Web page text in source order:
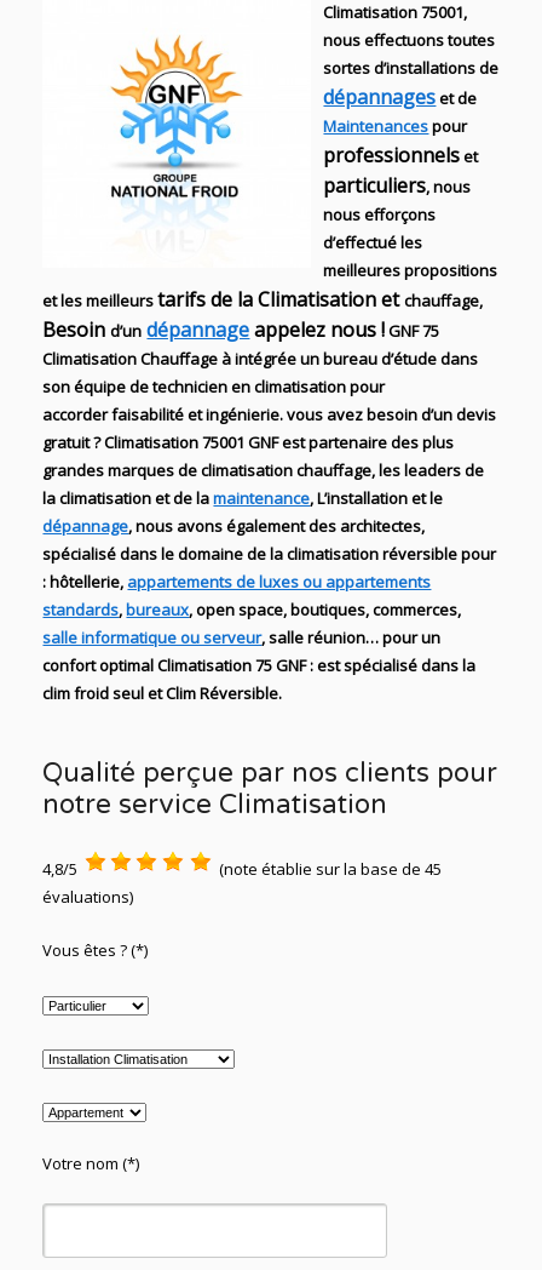
Climatisation 75001,
nous effectuons toutes
sortes d’installationsde
dépannageset de
Maintenancespour
professionnelset
particuliers, nous
nous efforçons
d’effectué les
meilleures propositions
et les meilleurstarifs de la Climatisation etchauffage,
Besoind’un dépannageappelez nous !GNF 75
Climatisation Chauffage à intégrée un bureau d’étude dans
son équipe de technicien enclimatisationpour
accorder faisabilité et ingénierie. vous avez besoin d’un devis
gratuit ?Climatisation 75001 GNFest partenaire des plus
grandes marques declimatisation chauffage, les leadersde
laclimatisation et de lamaintenance, L’installationet le
dépannage, nous avons également des architectes,
spécialisé dans le domaine de laclimatisation réversiblepour
: hôtellerie, appartements de luxes ou appartements
standards, bureaux, open space, boutiques, commerces,
salle informatique ou serveur, salle réunion… pour un
confort optimalClimatisation75GNF:estspécialisédans la
climfroid seul et Clim Réversible.
Qualité perçue par nos clients pour
notre service Climatisation
4,8/5
(note établie sur la base de 45
évaluations)
Vous êtes ? (*)
Votre nom (*)